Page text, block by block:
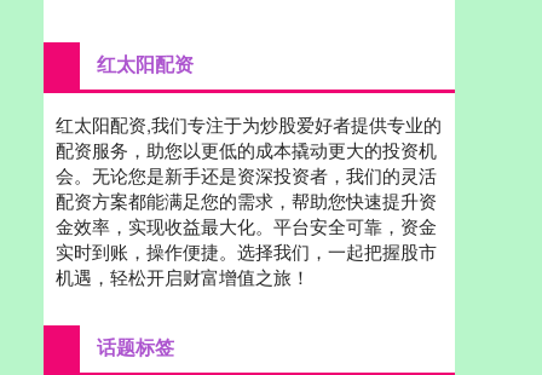
红太阳配资
红太阳配资,我们专注于为炒股爱好者提供专业的
配资服务，助您以更低的成本撬动更大的投资机
会。无论您是新手还是资深投资者，我们的灵活
配资方案都能满足您的需求，帮助您快速提升资
金效率，实现收益最大化。平台安全可靠，资金
实时到账，操作便捷。选择我们，一起把握股市
机遇，轻松开启财富增值之旅！
话题标签